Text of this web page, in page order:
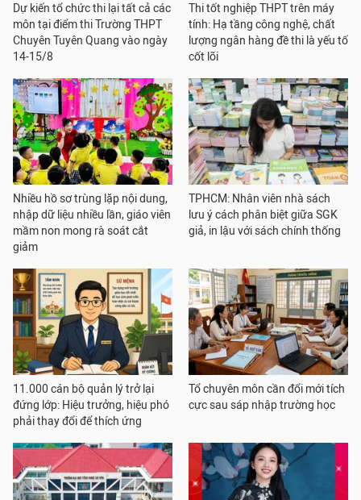
Dự kiến tổ chức thi lại tất cả các
môn tại điểm thi Trường THPT
Chuyên Tuyên Quang vào ngày
14-15/8
Thi tốt nghiệp THPT trên máy
tính: Hạ tầng công nghệ, chất
lượng ngân hàng đề thi là yếu tố
cốt lõi
Nhiều hồ sơ trùng lặp nội dung,
nhập dữ liệu nhiều lần, giáo viên
mầm non mong rà soát cắt
giảm
TPHCM: Nhân viên nhà sách
lưu ý cách phân biệt giữa SGK
giả, in lậu với sách chính thống
11.000 cán bộ quản lý trở lại
đứng lớp: Hiệu trưởng, hiệu phó
phải thay đổi để thích ứng
Tổ chuyên môn cần đổi mới tích
cực sau sáp nhập trường học